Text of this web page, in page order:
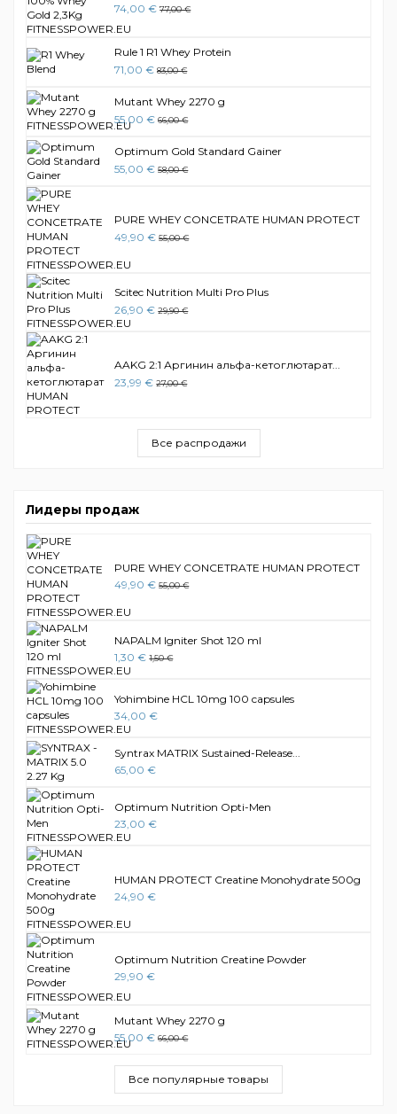
74,00 € 77,00 €
Rule 1 R1 Whey Protein
71,00 € 83,00 €
Mutant Whey 2270 g
55,00 € 66,00 €
Optimum Gold Standard Gainer
55,00 € 58,00 €
PURE WHEY CONCETRATE HUMAN PROTECT
49,90 € 55,00 €
Scitec Nutrition Multi Pro Plus
26,90 € 29,90 €
AAKG 2:1 Аргинин альфа-кетоглютарат...
23,99 € 27,00 €
Все распродажи
Лидеры продаж
PURE WHEY CONCETRATE HUMAN PROTECT
49,90 € 55,00 €
NAPALM Igniter Shot 120 ml
1,30 € 1,50 €
Yohimbine HCL 10mg 100 capsules
34,00 €
Syntrax MATRIX Sustained-Release...
65,00 €
Optimum Nutrition Opti-Men
23,00 €
HUMAN PROTECT Creatine Monohydrate 500g
24,90 €
Optimum Nutrition Creatine Powder
29,90 €
Mutant Whey 2270 g
55,00 € 66,00 €
Все популярные товары